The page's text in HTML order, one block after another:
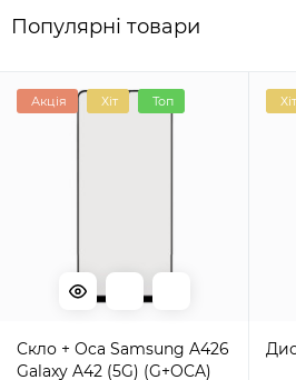
Популярні товари
Акція Хіт Топ
Cкло + Oca Samsung A426
Galaxy A42 (5G) (G+OCA)
Хіт